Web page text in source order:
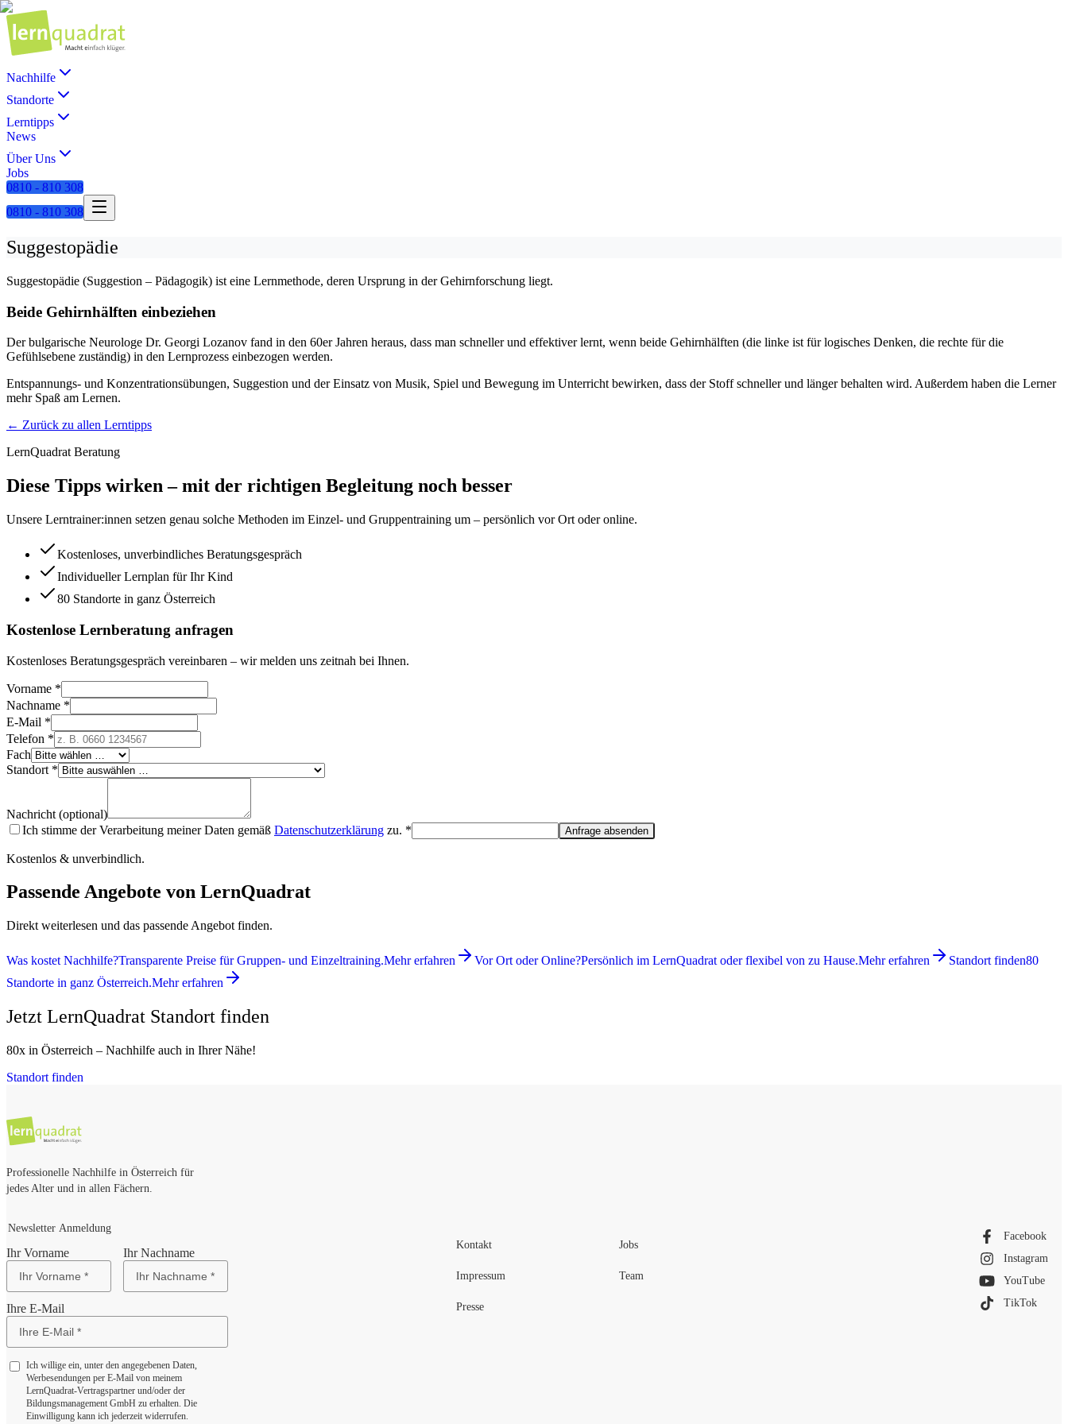
Nachhilfe
Standorte
Lerntipps
News
Über Uns
Jobs
0810 - 810 308
0810 - 810 308
Suggestopädie
Suggestopädie (Suggestion – Pädagogik) ist eine Lernmethode, deren Ursprung in der Gehirnforschung liegt.
Beide Gehirnhälften einbeziehen
Der bulgarische Neurologe Dr. Georgi Lozanov fand in den 60er Jahren heraus, dass man schneller und effektiver lernt, wenn beide Gehirnhälften (die linke ist für logisches Denken, die rechte für die
Gefühlsebene zuständig) in den Lernprozess einbezogen werden.
Entspannungs- und Konzentrationsübungen, Suggestion und der Einsatz von Musik, Spiel und Bewegung im Unterricht bewirken, dass der Stoff schneller und länger behalten wird. Außerdem haben die Lerner
mehr Spaß am Lernen.
← Zurück zu allen Lerntipps
LernQuadrat Beratung
Diese Tipps wirken – mit der richtigen Begleitung noch besser
Unsere Lerntrainer:innen setzen genau solche Methoden im Einzel- und Gruppentraining um – persönlich vor Ort oder online.
Kostenloses, unverbindliches Beratungsgespräch
Individueller Lernplan für Ihr Kind
80 Standorte in ganz Österreich
Kostenlose Lernberatung anfragen
Kostenloses Beratungsgespräch vereinbaren – wir melden uns zeitnah bei Ihnen.
Vorname *
Nachname *
E-Mail *
Telefon *
Fach
Standort *
Nachricht (optional)
Ich stimme der Verarbeitung meiner Daten gemäß Datenschutzerklärung zu. * Anfrage absenden
Kostenlos & unverbindlich.
Passende Angebote von LernQuadrat
Direkt weiterlesen und das passende Angebot finden.
Was kostet Nachhilfe?Transparente Preise für Gruppen- und Einzeltraining.Mehr erfahren Vor Ort oder Online?Persönlich im LernQuadrat oder flexibel von zu Hause.Mehr erfahren Standort finden80
Standorte in ganz Österreich.Mehr erfahren
Jetzt LernQuadrat Standort finden
80x in Österreich – Nachhilfe auch in Ihrer Nähe!
Standort finden
Professionelle Nachhilfe in Österreich für
jedes Alter und in allen Fächern.
Newsletter Anmeldung
Ihr Vorname Ihr Nachname
Ihre E-Mail
Ich willige ein, unter den angegebenen Daten,
Werbesendungen per E-Mail von meinem
LernQuadrat-Vertragspartner und/oder der
Bildungsmanagement GmbH zu erhalten. Die
Einwilligung kann ich jederzeit widerrufen.
Kontakt
Impressum
Presse
Jobs
Team
Facebook
Instagram
YouTube
TikTok